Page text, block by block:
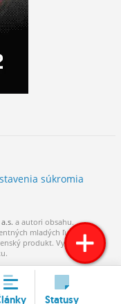
súkromia
a autori obsahu.
mladých ľudí.
produkt. Vytvorené s
Statusy